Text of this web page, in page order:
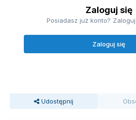
Zaloguj się
Posiadasz już konto?
Zaloguj się
Udostępnij